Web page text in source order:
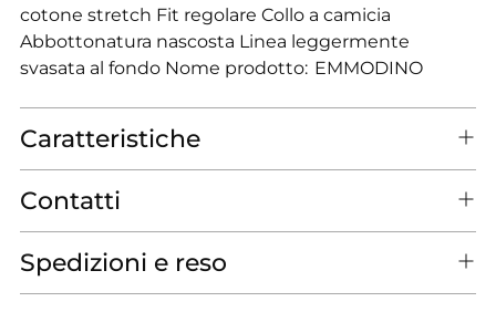
cotone stretch Fit regolare Collo a camicia
Abbottonatura nascosta Linea leggermente
svasata al fondo Nome prodotto: EMMODINO
Caratteristiche
Contatti
Spedizioni e reso